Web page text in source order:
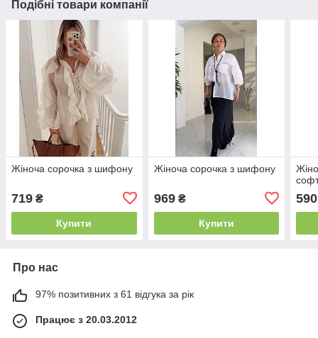
Подібні товари компанії
Жіноча сорочка з шифону
719 ₴
Купити
Жіноча сорочка з шифону
969₴
Купити
590
Про нас
97% позитивних з 61 відгука за рік
Працює з 20.03.2012